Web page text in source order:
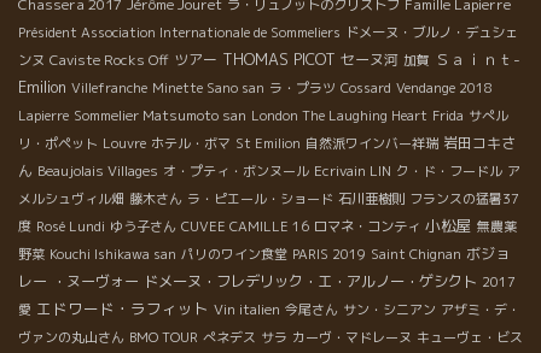
Chassera 2017 Jérôme Jouret ラ・リュノットのクリストフ Famille Lapierre
Président Association Internationale de Sommeliers ドメーヌ・ブルノ・デュシェ
ンヌ Caviste Rocks Off ツアー THOMAS PICOT セーヌ河 加賀 Ｓａｉｎｔ-
Emilion Villefranche Minette Sano san ラ・プラツ Cossard Vendange 2018
Lapierre Sommelier Matsumoto san London The Laughing Heart Frida サぺル
リ・ポペット Louvre ホテル・ボマ St Emilion 自然派ワインバー祥瑞 岩田コキさ
ん Beaujolais Villages オ・プティ・ボンヌール Ecrivain LIN ク・ド・フードル ア
メルシュヴィル畑 藤木さん ラ・ピエール・ショード 石川亜樹則 フランスの猛暑37
度 Rosé Lundi ゆう子さん CUVEE CAMILLE 16 ロマネ・コンティ 小松屋 無農薬
野菜 Kouchi Ishikawa san パリのワイン食堂 PARIS 2019 Saint Chignan ボジョ
レー ・ヌーヴォー ドメーヌ・フレデリック・エ・アルノー・ゲシクト 2017
愛 エドワード・ラフィット Vin italien 今尾さん サン・シニアン アザミ・デ・
ヴァンの丸山さん BMO TOUR ぺネデス サラ カーヴ・マドレーヌ キューヴェ・ビス